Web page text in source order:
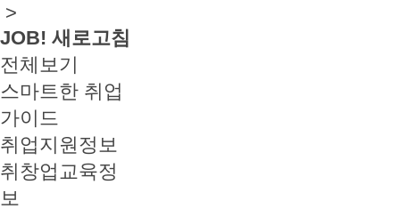
>
JOB! 새로고침
전체보기
스마트한 취업
가이드
취업지원정보
취창업교육정
보